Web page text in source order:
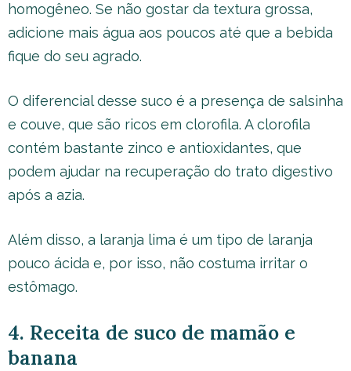
homogêneo. Se não gostar da textura grossa,
adicione mais água aos poucos até que a bebida
fique do seu agrado.
O diferencial desse suco é a presença de salsinha
e couve, que são ricos em clorofila. A clorofila
contém bastante zinco e antioxidantes, que
podem ajudar na recuperação do trato digestivo
após a azia.
Além disso, a laranja lima é um tipo de laranja
pouco ácida e, por isso, não costuma irritar o
estômago.
4. Receita de suco de mamão e
banana